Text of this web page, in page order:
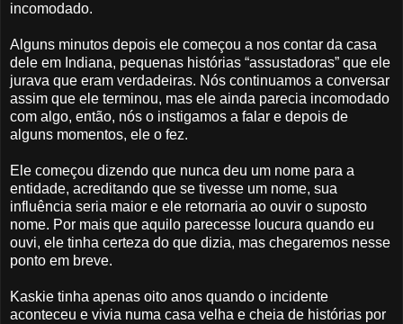
incomodado.
Alguns minutos depois ele começou a nos contar da casa
dele em Indiana, pequenas histórias “assustadoras” que ele
jurava que eram verdadeiras. Nós continuamos a conversar
assim que ele terminou, mas ele ainda parecia incomodado
com algo, então, nós o instigamos a falar e depois de
alguns momentos, ele o fez.
Ele começou dizendo que nunca deu um nome para a
entidade, acreditando que se tivesse um nome, sua
influência seria maior e ele retornaria ao ouvir o suposto
nome. Por mais que aquilo parecesse loucura quando eu
ouvi, ele tinha certeza do que dizia, mas chegaremos nesse
ponto em breve.
Kaskie tinha apenas oito anos quando o incidente
aconteceu e vivia numa casa velha e cheia de histórias por